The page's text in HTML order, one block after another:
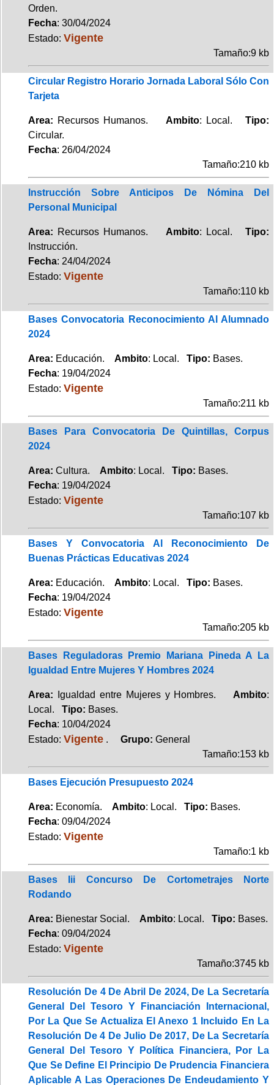
Orden.
Fecha: 30/04/2024
Estado: Vigente
Tamaño:9 kb
Circular Registro Horario Jornada Laboral Sólo Con
Tarjeta
Area: Recursos Humanos. Ambito: Local.Tipo:
Circular.
Fecha: 26/04/2024
Tamaño:210 kb
Instrucción Sobre Anticipos De Nómina Del
Personal Municipal
Area: Recursos Humanos. Ambito: Local.Tipo:
Instrucción.
Fecha: 24/04/2024
Estado: Vigente
Tamaño:110 kb
Bases Convocatoria Reconocimiento Al Alumnado
2024
Area: Educación. Ambito: Local. Tipo: Bases.
Fecha: 19/04/2024
Estado: Vigente
Tamaño:211 kb
Bases Para Convocatoria De Quintillas, Corpus
2024
Area: Cultura. Ambito: Local. Tipo: Bases.
Fecha: 19/04/2024
Estado: Vigente
Tamaño:107 kb
Bases Y Convocatoria Al Reconocimiento De
Buenas Prácticas Educativas 2024
Area: Educación. Ambito: Local. Tipo: Bases.
Fecha: 19/04/2024
Estado: Vigente
Tamaño:205 kb
Bases Reguladoras Premio Mariana Pineda A La
Igualdad Entre Mujeres Y Hombres 2024
Area: Igualdad entre Mujeres y Hombres. Ambito:
Local. Tipo: Bases.
Fecha: 10/04/2024
Estado: Vigente . Grupo: General
Tamaño:153 kb
Bases Ejecución Presupuesto 2024
Area: Economía. Ambito: Local. Tipo: Bases.
Fecha: 09/04/2024
Estado: Vigente
Tamaño:1 kb
Bases Iii Concurso De Cortometrajes Norte
Rodando
Area: Bienestar Social. Ambito: Local. Tipo: Bases.
Fecha: 09/04/2024
Estado: Vigente
Tamaño:3745 kb
Resolución De 4 De Abril De 2024, De La Secretaría
General Del Tesoro Y Financiación Internacional,
Por La Que Se Actualiza El Anexo 1 Incluido En La
Resolución De 4 De Julio De 2017, De La Secretaría
General Del Tesoro Y Política Financiera, Por La
Que Se Define El Principio De Prudencia Financiera
Aplicable A Las Operaciones De Endeudamiento Y